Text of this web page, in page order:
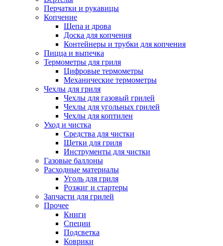
Перчатки и рукавицы
Копчение
Щепа и дрова
Доска для копчения
Контейнеры и трубки для копчения
Пицца и выпечка
Термометры для гриля
Цифровые термометры
Механические термометры
Чехлы для гриля
Чехлы для газовый грилей
Чехлы для угольных грилей
Чехлы для коптилен
Уход и чистка
Средства для чистки
Щетки для гриля
Инструменты для чистки
Газовые баллоны
Расходные материалы
Уголь для гриля
Розжиг и стартеры
Запчасти для грилей
Прочее
Книги
Специи
Подсветка
Коврики